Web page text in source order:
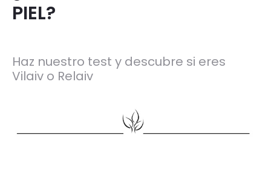
PIEL?
Haz nuestro test y descubre si eres
Vilaiv o Relaiv